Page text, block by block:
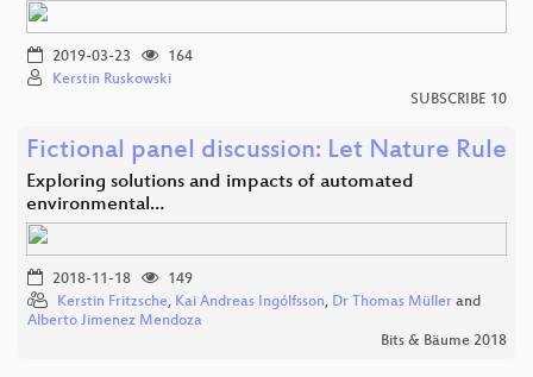
2019-03-23
164
Kerstin Ruskowski
SUBSCRIBE 10
Fictional panel discussion: Let Nature Rule
Exploring solutions and impacts of automated
environmental…
2018-11-18
149
Kerstin Fritzsche, Kai Andreas Ingólfsson, Dr Thomas Müller and
Alberto Jimenez Mendoza
Bits & Bäume 2018